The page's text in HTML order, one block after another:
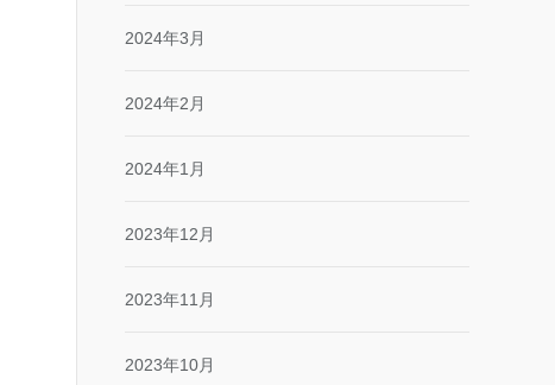
2024年3月
2024年2月
2024年1月
2023年12月
2023年11月
2023年10月